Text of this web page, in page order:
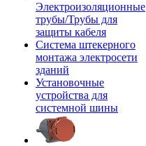
Электроизоляционные
трубы/Трубы для
защиты кабеля
Система штекерного
монтажа электросети
зданий
Установочные
устройства для
системной шины